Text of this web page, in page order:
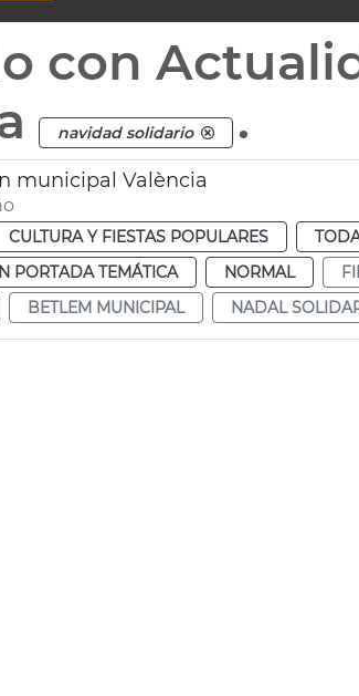
con
navidad solidario .
municipal València
CULTURA Y FIESTAS POPULARES
PORTADA TEMÁTICA NORMAL
BETLEM MUNICIPAL NADAL